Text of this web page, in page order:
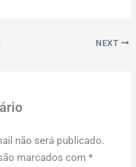
NEXT
não será publicado.
marcados com *